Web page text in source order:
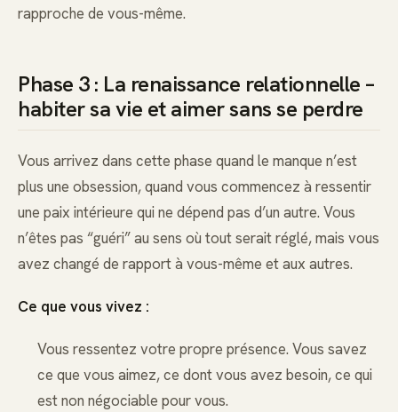
rapproche de vous-même.
Phase 3 : La renaissance relationnelle –
habiter sa vie et aimer sans se perdre
Vous arrivez dans cette phase quand le manque n’est
plus une obsession, quand vous commencez à ressentir
une paix intérieure qui ne dépend pas d’un autre. Vous
n’êtes pas “guéri” au sens où tout serait réglé, mais vous
avez changé de rapport à vous-même et aux autres.
Ce que vous vivez :
Vous ressentez votre propre présence. Vous savez
ce que vous aimez, ce dont vous avez besoin, ce qui
est non négociable pour vous.